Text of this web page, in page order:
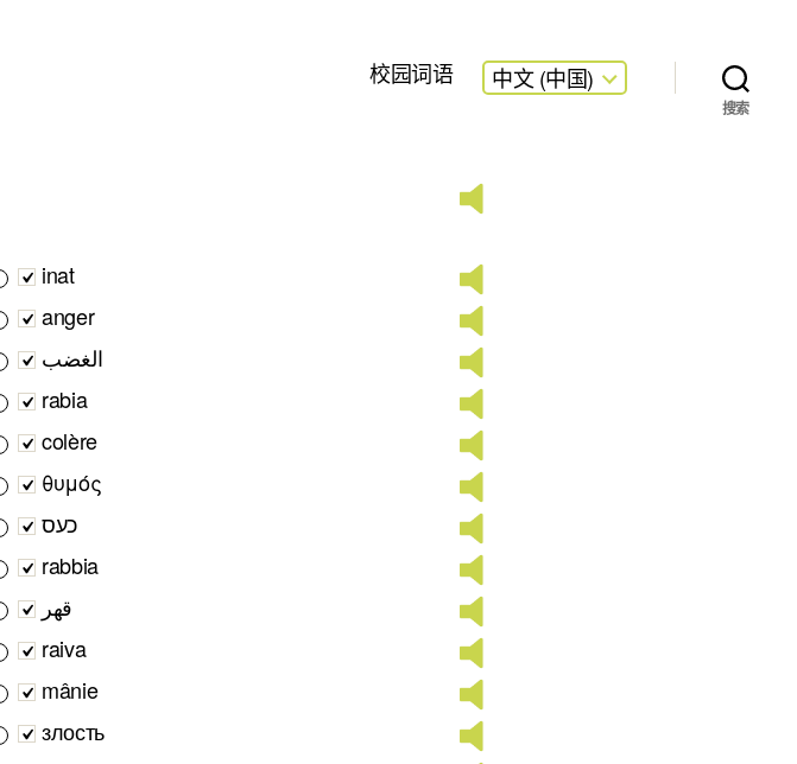
校园词语 中文 (中国)
搜索
inat
anger
الغضب
rabia
colère
θυμός
כעס
rabbia
قهر
raiva
mânie
злость